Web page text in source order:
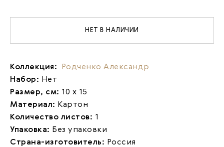
НЕТ В НАЛИЧИИ
Коллекция:
Родченко Александр
Набор: Нет
Размер, см: 10 х 15
Материал: Картон
Количество листов: 1
Упаковка: Без упаковки
Страна-изготовитель: Россия